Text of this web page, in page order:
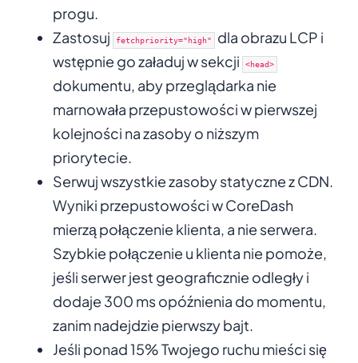
progu.
Zastosuj
fetchpriority="high" dla obrazu LCP i
wstępnie go załaduj w sekcji
<head>
dokumentu, aby przeglądarka nie
marnowała przepustowości w pierwszej
kolejności na zasoby o niższym
priorytecie.
Serwuj wszystkie zasoby statyczne z CDN.
Wyniki przepustowości w CoreDash
mierzą połączenie klienta, a nie serwera.
Szybkie połączenie u klienta nie pomoże,
jeśli serwer jest geograficznie odległy i
dodaje 300 ms opóźnienia do momentu,
zanim nadejdzie pierwszy bajt.
Jeśli ponad 15% Twojego ruchu mieści się